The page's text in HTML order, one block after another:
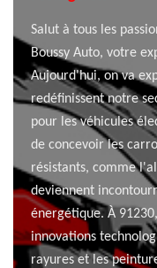
Salut à tous les
Boussy Auto, votre
Aujourd'hui, on va
redéfinissent notre
pour les véhicules
de concevoir les
résistants, comme
deviennent
énergétique. À
innovations
rayures et les